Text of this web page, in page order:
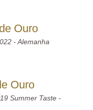
Ouro
- Alemanha
Ouro
Summer Taste -